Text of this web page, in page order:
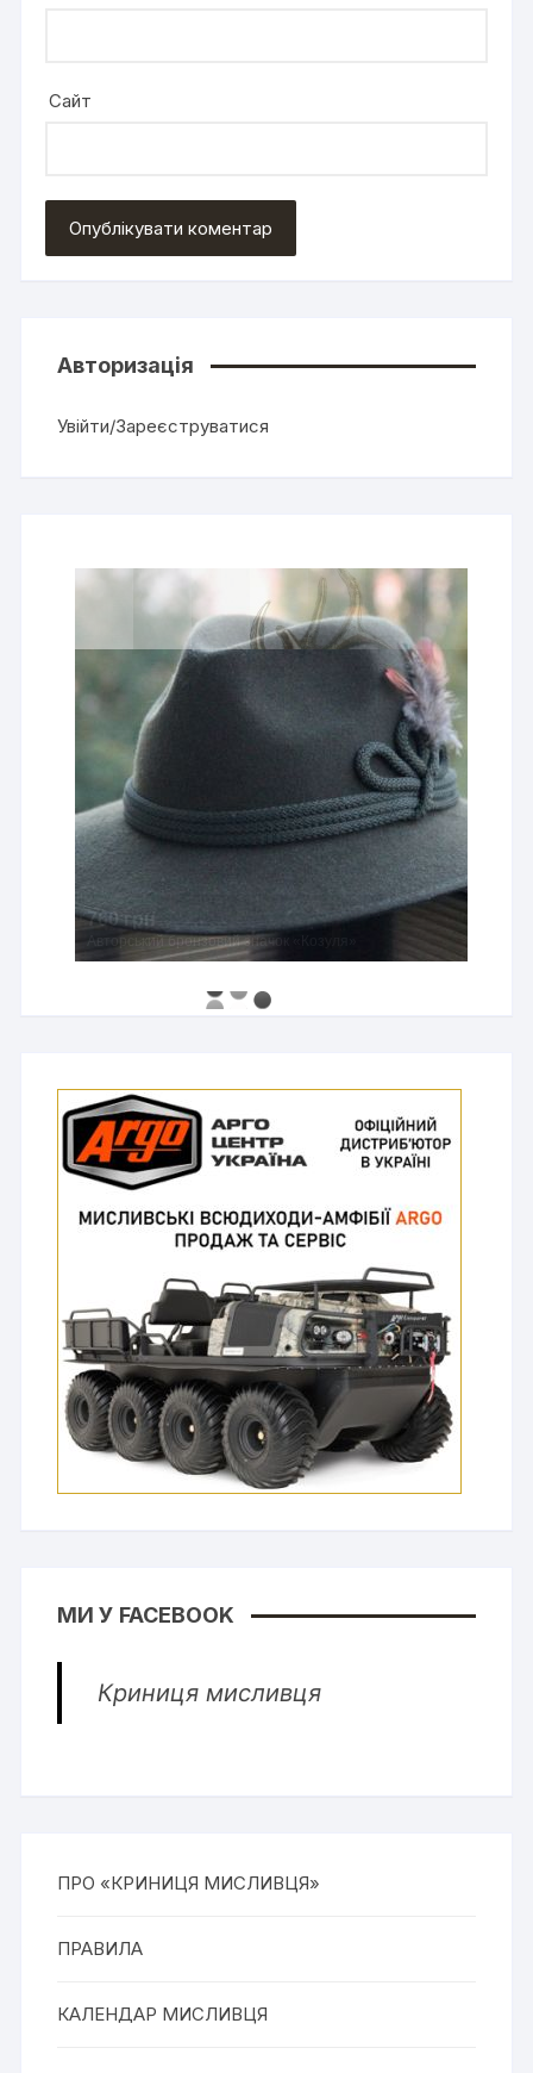
Сайт
Авторизація
Увійти/Зареєструватися
760 грн
Авторський бронзовий значок «Козуля»
МИ У FACEBOOK
Криниця мисливця
ПРО «КРИНИЦЯ МИСЛИВЦЯ»
ПРАВИЛА
КАЛЕНДАР МИСЛИВЦЯ